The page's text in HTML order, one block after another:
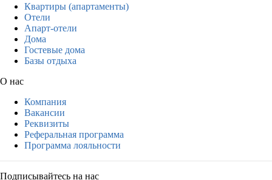
Квартиры (апартаменты)
Отели
Апарт-отели
Дома
Гостевые дома
Базы отдыха
О нас
Компания
Вакансии
Реквизиты
Реферальная программа
Программа лояльности
Подписывайтесь на нас